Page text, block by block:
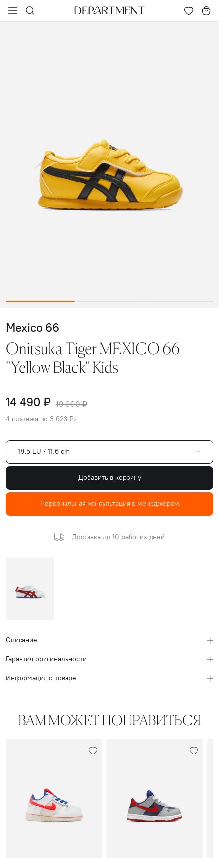
Mexico 66
Onitsuka Tiger MEXICO 66
"Yellow Black" Kids
14 490 ₽ 19 990 ₽
4 платежа по 3 623 ₽
19.5 EU / 11.6 cm
Добавить в корзину
Персональная консультация с менеджером
Доставка до 10 рабочих дней
Описание
Гарантия оригинальности
Информация о товаре
ВАМ МОЖЕТ ПОНРАВИТЬСЯ